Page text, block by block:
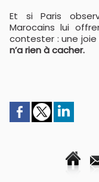
Et si Paris
Marocains lui
contester : une
n’a rien à cacher.